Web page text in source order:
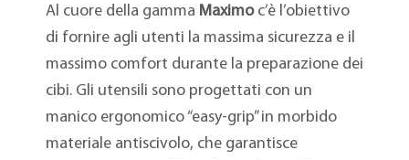
Al cuore della gamma Maximoc’è l’obiettivo
di fornire agli utenti la massima sicurezza e il
massimo comfort durante la preparazione dei
cibi. Gli utensili sono progettati con un
manico ergonomico “easy-grip” in morbido
materiale antiscivolo, che garantisce